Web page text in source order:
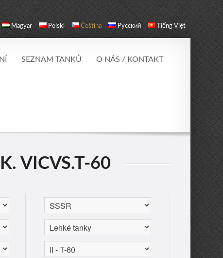
Magyar Polski Čeština Русский Tiếng Việt
SEZNAM TANKŮ O NÁS / KONTAKT
VICVS.T-60